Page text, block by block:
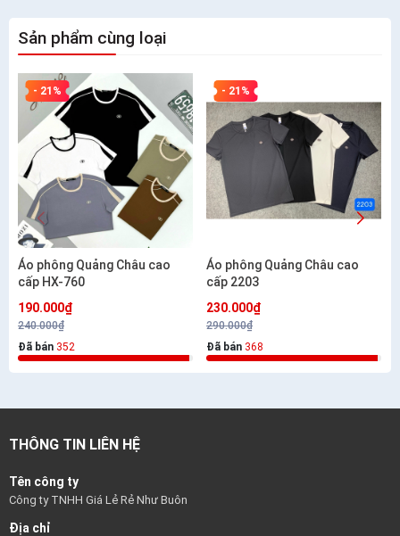
Sản phẩm cùng loại
- 21%
Áo phông Quảng Châu cao
cấp HX-760
190.000₫
240.000₫
Đã bán 352
- 21%
Áo phông Quảng Châu cao
cấp 2203
230.000₫
290.000₫
Đã bán 368
THÔNG TIN LIÊN HỆ
Tên công ty
Công ty TNHH Giá Lẻ Rẻ Như Buôn
Địa chỉ